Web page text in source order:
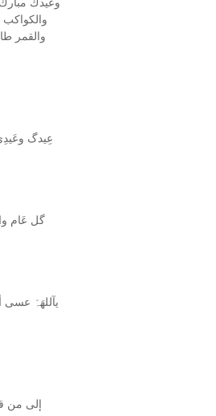
والقمر
عِيدگ
گل عَام
يآللھَہّ عسى
إلى من